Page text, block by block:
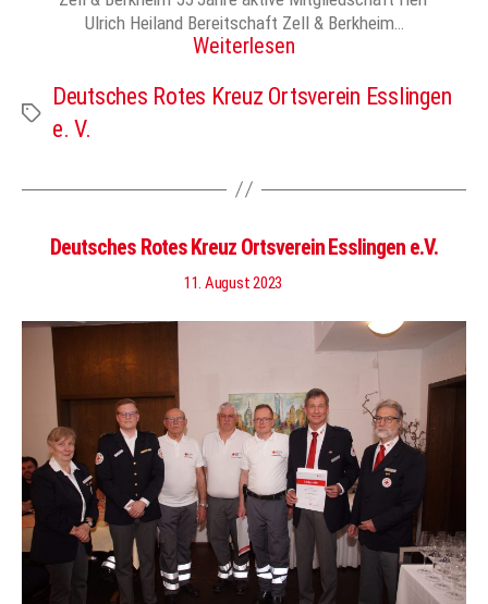
Ulrich Heiland Bereitschaft Zell & Berkheim…
Weiterlesen
Schlagwörter
Deutsches Rotes Kreuz Ortsverein Esslingen
e. V.
Deutsches Rotes Kreuz Ortsverein Esslingen e.V.
11. August 2023